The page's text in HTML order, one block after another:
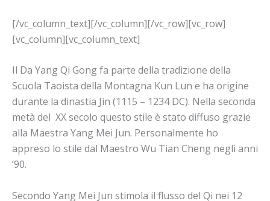
[/vc_column_text][/vc_column][/vc_row][vc_row]
[vc_column][vc_column_text]
Il Da Yang Qi Gong fa parte della tradizione della
Scuola Taoista della Montagna Kun Lun e ha origine
durante la dinastia Jin (1115 – 1234 DC). Nella seconda
metà del XX secolo questo stile è stato diffuso grazie
alla Maestra Yang Mei Jun. Personalmente ho
appreso lo stile dal Maestro Wu Tian Cheng negli anni
’90.
Secondo Yang Mei Jun stimola il flusso del Qi nei 12